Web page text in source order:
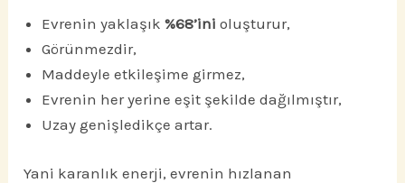
Evrenin yaklaşık%68’ini oluşturur,
Görünmezdir,
Maddeyle etkileşime girmez,
Evrenin her yerine eşit şekilde dağılmıştır,
Uzay genişledikçe artar.
Yani karanlık enerji, evrenin hızlanan